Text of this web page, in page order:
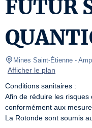
FUTUR
Mines Saint-Étienne -
Afficher le plan
Conditions sanitaires :
Afin de réduire les
conformément aux
La Rotonde sont soumis